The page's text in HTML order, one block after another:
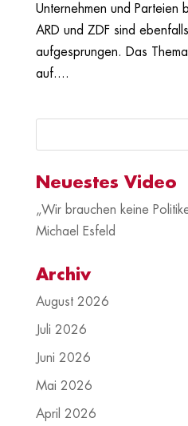
Unternehmen und Parteien
ARD und ZDF sind
aufgesprungen. Das
auf....
Neuestes Video
„Wir brauchen keine
Michael Esfeld
Archiv
August 2026
Juli 2026
Juni 2026
Mai 2026
April 2026